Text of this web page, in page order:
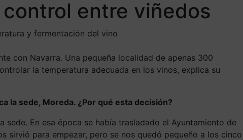
entre viñedos
y fermentación del vino
con Navarra. Una pequeña localidad de apenas 300
la temperatura adecuada en los vinos, explica su
la sede, Moreda. ¿Por qué esta decisión?
En esa época se había trasladado el Ayuntamiento de
sirvió para empezar, pero se nos quedó pequeño a los cinco